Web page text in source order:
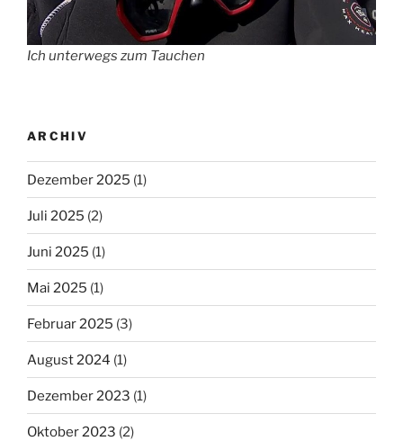
Ich unterwegs zum Tauchen
ARCHIV
Dezember 2025 (1)
Juli 2025 (2)
Juni 2025 (1)
Mai 2025 (1)
Februar 2025 (3)
August 2024 (1)
Dezember 2023 (1)
Oktober 2023 (2)